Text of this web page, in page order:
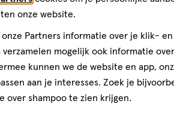
Foundation
Deze formule geeft direct een
Foundation
, een 2-in-1 formule die
Met als klinisch bewezen
onze website.
Partners informatie over je klik-
verzamelen mogelijk ook informatie
kunnen we de website en app,
aan je interesses. Zoek je
over shampoo te zien krijgen.